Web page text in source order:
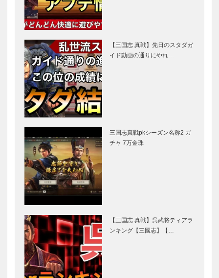
【三国志 真戦】先日のスタダガ
イド動画の通りにやれ…
三国志真戦pkシーズン名称2 ガ
チャ 7万金珠
【三国志 真戦】呉武将ティアラ
ンキング【三國志】【…